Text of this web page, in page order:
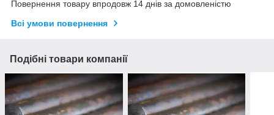
Повернення товару впродовж 14 днів за домовленістю
Всі умови повернення
Подібні товари компанії